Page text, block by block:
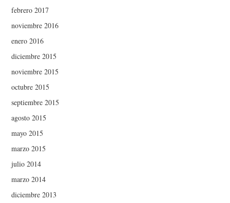
febrero 2017
noviembre 2016
enero 2016
diciembre 2015
noviembre 2015
octubre 2015
septiembre 2015
agosto 2015
mayo 2015
marzo 2015
julio 2014
marzo 2014
diciembre 2013